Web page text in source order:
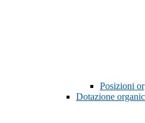
Posizioni
Dotazione